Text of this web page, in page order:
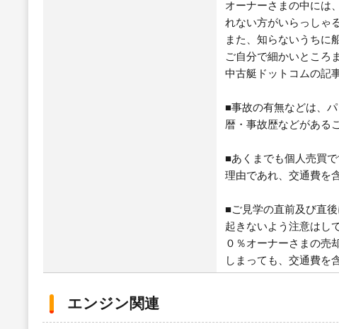
オーナーさまの中には
れない方がいらっしゃ
また、知らないうちに
ご自分で細かいところ
中古艇ドットコムの記
■事故の有無などは、
暦・事故歴などがある
■あくまでも個人売買
理由であれ、交通費を
■ご見学の直前及び直
起きないよう注意はし
０％オーナーさまの売
しまっても、交通費を
エンジン関連